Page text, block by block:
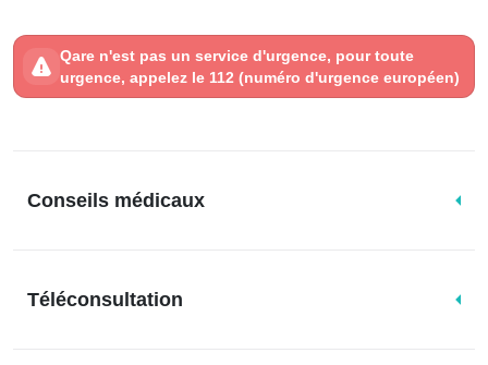
Qare n'est pas un service d'urgence, pour toute
urgence, appelez le 112 (numéro d'urgence européen)
Conseils médicaux
Téléconsultation